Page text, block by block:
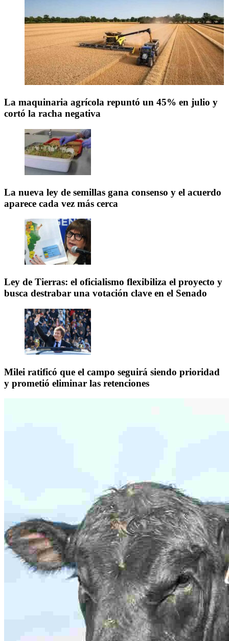
La maquinaria agrícola repuntó un 45% en julio y
cortó la racha negativa
La nueva ley de semillas gana consenso y el acuerdo
aparece cada vez más cerca
Ley de Tierras: el oficialismo flexibiliza el proyecto y
busca destrabar una votación clave en el Senado
Milei ratificó que el campo seguirá siendo prioridad
y prometió eliminar las retenciones